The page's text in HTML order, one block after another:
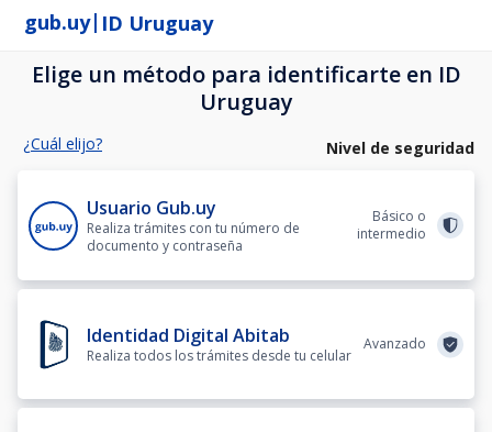
gub.uy| ID Uruguay
Elige un método para identificarte en ID
Uruguay
¿Cuál elijo? Nivel de seguridad
Usuario Gub.uy
Realiza trámites con tu número de
documento y contraseña
Básico o
intermedio
Identidad Digital Abitab
Realiza todos los trámites desde tu celular
Avanzado